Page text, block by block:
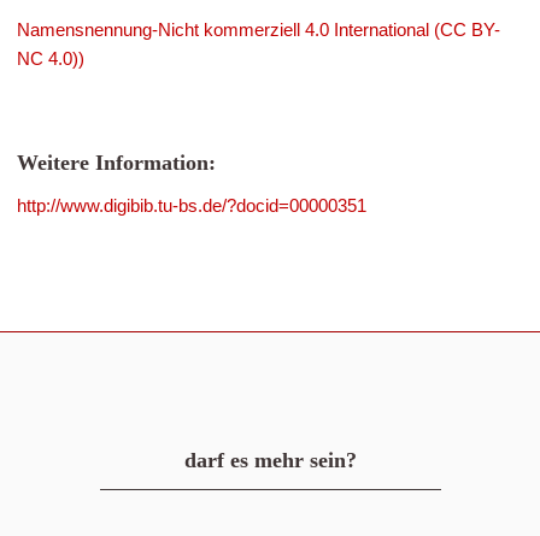
Namensnennung-Nicht kommerziell 4.0 International (CC BY-
NC 4.0))
Weitere Information:
http://www.digibib.tu-bs.de/?docid=00000351
darf es mehr sein?